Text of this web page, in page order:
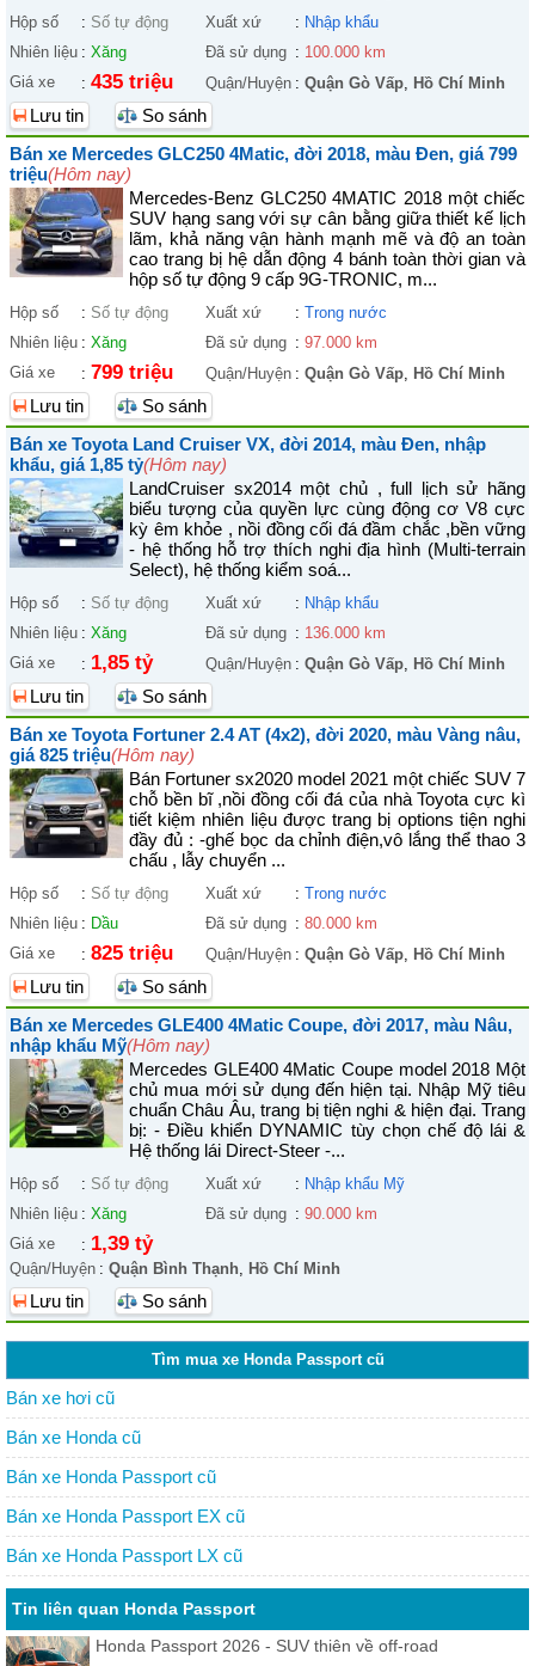
Hộp số : Số tự động Xuất xứ : Nhập khẩu
Nhiên liệu : Xăng Đã sử dụng : 100.000 km
Giá xe
: 435 triệu Quận/Huyện : Quận Gò Vấp, Hồ Chí Minh
Lưu tin
So sánh
Bán xe Mercedes GLC250 4Matic, đời 2018, màu Đen, giá 799
triệu(Hôm nay)
Mercedes-Benz GLC250 4MATIC 2018 một chiếc
SUV hạng sang với sự cân bằng giữa thiết kế lịch
lãm, khả năng vận hành mạnh mẽ và độ an toàn
cao trang bị hệ dẫn động 4 bánh toàn thời gian và
hộp số tự động 9 cấp 9G-TRONIC, m...
Hộp số : Số tự động Xuất xứ : Trong nước
Nhiên liệu : Xăng Đã sử dụng : 97.000 km
Giá xe
: 799 triệu Quận/Huyện : Quận Gò Vấp, Hồ Chí Minh
Lưu tin
So sánh
Bán xe Toyota Land Cruiser VX, đời 2014, màu Đen, nhập
khẩu, giá 1,85 tỷ(Hôm nay)
LandCruiser sx2014 một chủ , full lịch sử hãng
biểu tượng của quyền lực cùng động cơ V8 cực
kỳ êm khỏe , nồi đồng cối đá đầm chắc ,bền vững
- hệ thống hỗ trợ thích nghi địa hình (Multi-terrain
Select), hệ thống kiểm soá...
Hộp số : Số tự động Xuất xứ : Nhập khẩu
Nhiên liệu : Xăng Đã sử dụng : 136.000 km
Giá xe
: 1,85 tỷ Quận/Huyện : Quận Gò Vấp, Hồ Chí Minh
Lưu tin
So sánh
Bán xe Toyota Fortuner 2.4 AT (4x2), đời 2020, màu Vàng nâu,
giá 825 triệu(Hôm nay)
Bán Fortuner sx2020 model 2021 một chiếc SUV 7
chỗ bền bĩ ,nồi đồng cối đá của nhà Toyota cực kì
tiết kiệm nhiên liệu được trang bị options tiện nghi
đầy đủ : -ghế bọc da chỉnh điện,vô lắng thể thao 3
chấu , lẫy chuyển ...
Hộp số : Số tự động Xuất xứ : Trong nước
Nhiên liệu : Dầu Đã sử dụng : 80.000 km
Giá xe
: 825 triệu Quận/Huyện : Quận Gò Vấp, Hồ Chí Minh
Lưu tin
So sánh
Bán xe Mercedes GLE400 4Matic Coupe, đời 2017, màu Nâu,
nhập khẩu Mỹ(Hôm nay)
Mercedes GLE400 4Matic Coupe model 2018 Một
chủ mua mới sử dụng đến hiện tại. Nhập Mỹ tiêu
chuẩn Châu Âu, trang bị tiện nghi & hiện đại. Trang
bị: - Điều khiển DYNAMIC tùy chọn chế độ lái &
Hệ thống lái Direct-Steer -...
Hộp số : Số tự động Xuất xứ : Nhập khẩu Mỹ
Nhiên liệu : Xăng Đã sử dụng : 90.000 km
Giá xe
: 1,39 tỷ
Quận/Huyện : Quận Bình Thạnh, Hồ Chí Minh
Lưu tin So sánh
Tìm mua xe Honda Passport cũ
Bán xe hơi cũ
Bán xe Honda cũ
Bán xe Honda Passport cũ
Bán xe Honda Passport EX cũ
Bán xe Honda Passport LX cũ
Tin liên quan Honda Passport
Honda Passport 2026 - SUV thiên về off-road